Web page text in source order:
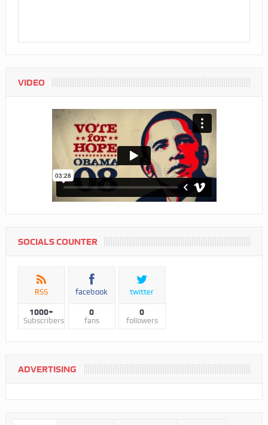
VIDEO
SOCIALS COUNTER
RSS
1000+
Subscribers
facebook
0
fans
twitter
0
followers
ADVERTISING